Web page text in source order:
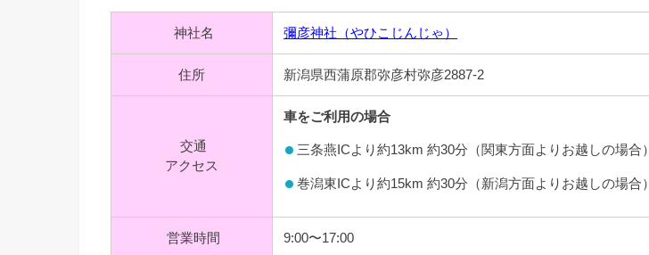
神社名 彌彦神社（やひこじんじゃ）
住所 新潟県西蒲原郡弥彦村弥彦2887-2
交通
アクセス
車をご利用の場合
三条燕ICより約13km 約30分（関東方面よりお越しの場合）
巻潟東ICより約15km 約30分（新潟方面よりお越しの場合）
営業時間 9:00〜17:00